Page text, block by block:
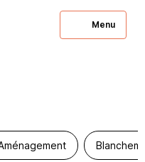
Menu